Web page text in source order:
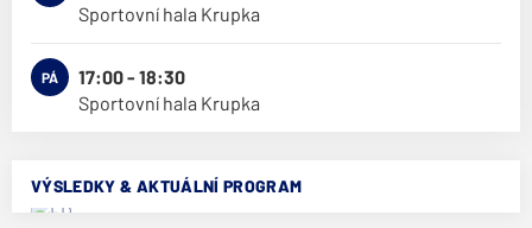
Sportovní hala Krupka
PÁ
17:00 - 18:30
Sportovní hala Krupka
VÝSLEDKY & AKTUÁLNÍ PROGRAM